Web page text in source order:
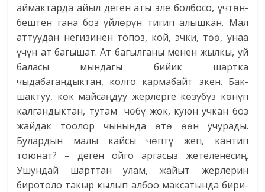
аймактарда айыл деген аты эле болбосо, үчтөн-
бештен гана боз үйлөрүн тигип алышкан. Мал
аттуудан негизинен топоз, кой, эчки, төө, унаа
үчүн ат багышат. Ат багылганы менен жылкы, уй
баласы мындагы бийик шартка
чыдабагандыктан, колго кармабайт экен. Бак-
шактуу, көк майсаңдуу жерлерге көзүбүз көнүп
калгандыктан, тутам чөбү жок, куюн учкан боз
жайдак тоолор чынында өтө өөн учурады.
Булардын малы кайсы чөптү жеп, кантип
тоюнат? – деген ойго аргасыз жетеленесиң.
Ушундай шарттан улам, жайыт жерлерин
биротоло такыр кылып албоо максатында бири-